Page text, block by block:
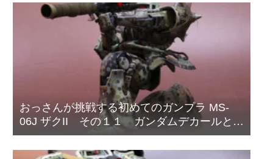
おっさんが挑戦する初めてのガンプラ MS-
06J ザクII その１１ ガンダムデカールと偽
装網の取り付け